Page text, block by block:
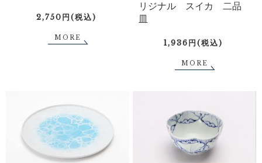
2,750円(税込)
MORE
リジナル スイカ 二品
皿
1,936円(税込)
MORE